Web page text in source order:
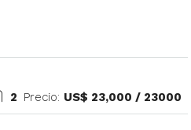
2 Precio: US$ 23,000 / 23000